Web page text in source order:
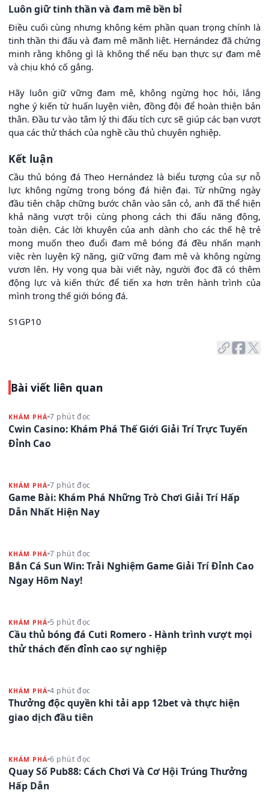
Luôn giữ tinh thần và đam mê bền bỉ
Điều cuối cùng nhưng không kém phần quan trọng chính là
tinh thần thi đấu và đam mê mãnh liệt. Hernández đã chứng
minh rằng không gì là không thể nếu bạn thực sự đam mê
và chịu khó cố gắng.
Hãy luôn giữ vững đam mê, không ngừng học hỏi, lắng
nghe ý kiến từ huấn luyện viên, đồng đội để hoàn thiện bản
thân. Đầu tư vào tâm lý thi đấu tích cực sẽ giúp các bạn vượt
qua các thử thách của nghề cầu thủ chuyên nghiệp.
Kết luận
Cầu thủ bóng đá Theo Hernández là biểu tượng của sự nỗ
lực không ngừng trong bóng đá hiện đại. Từ những ngày
đầu tiên chập chững bước chân vào sân cỏ, anh đã thể hiện
khả năng vượt trội cùng phong cách thi đấu năng động,
toàn diện. Các lời khuyên của anh dành cho các thế hệ trẻ
mong muốn theo đuổi đam mê bóng đá đều nhấn mạnh
việc rèn luyện kỹ năng, giữ vững đam mê và không ngừng
vươn lên. Hy vọng qua bài viết này, người đọc đã có thêm
động lực và kiến thức để tiến xa hơn trên hành trình của
mình trong thế giới bóng đá.
S1GP10
Bài viết liên quan
KHÁM PHÁ 7 phút đọc
Cwin Casino: Khám Phá Thế Giới Giải Trí Trực Tuyến
Đỉnh Cao
KHÁM PHÁ 7 phút đọc
Game Bài: Khám Phá Những Trò Chơi Giải Trí Hấp
Dẫn Nhất Hiện Nay
KHÁM PHÁ 7 phút đọc
Bắn Cá Sun Win: Trải Nghiệm Game Giải Trí Đỉnh Cao
Ngay Hôm Nay!
KHÁM PHÁ 5 phút đọc
Cầu thủ bóng đá Cuti Romero - Hành trình vượt mọi
thử thách đến đỉnh cao sự nghiệp
KHÁM PHÁ 4 phút đọc
Thưởng độc quyền khi tải app 12bet và thực hiện
giao dịch đầu tiên
KHÁM PHÁ 6 phút đọc
Quay Số Pub88: Cách Chơi Và Cơ Hội Trúng Thưởng
Hấp Dẫn